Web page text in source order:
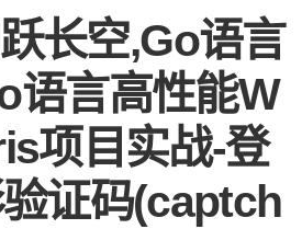
长空,Go语言
语言高性能W
项目实战-登
证码(captch